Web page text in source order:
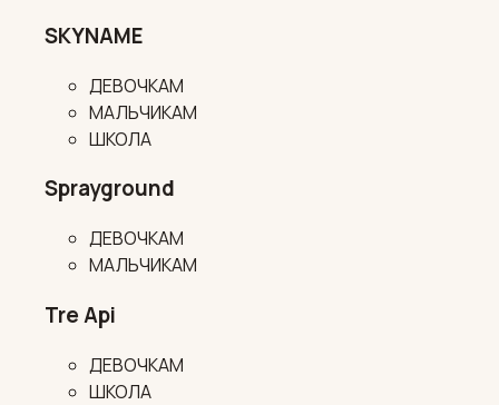
SKYNAME
ДЕВОЧКАМ
МАЛЬЧИКАМ
ШКОЛА
Sprayground
ДЕВОЧКАМ
МАЛЬЧИКАМ
Tre Api
ДЕВОЧКАМ
ШКОЛА